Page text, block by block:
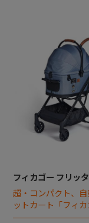
フィカゴー フリッ
超・コンパクト、
ットカート「フィカ
キャビン着脱タイ